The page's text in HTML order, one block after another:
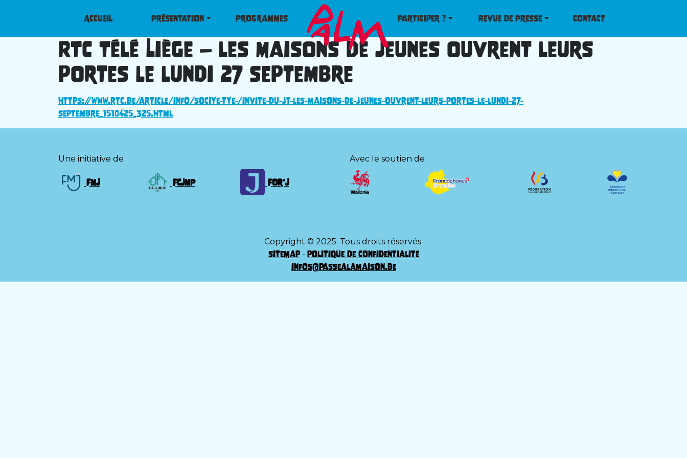
Accueil Présentation Programmes Participer ? Revue de Presse Contact
RTC Télé Liège – les Maisons de Jeunes ouvrent leurs
portes le lundi 27 septembre
https://www.rtc.be/article/info/sociye-tye-/invite-du-jt-les-maisons-de-jeunes-ouvrent-leurs-portes-le-lundi-27-
septembre_1510425_325.html
Une initiative de
FMJ FCJMP FOr'J
Avec le soutien de
Copyright © 2025. Tous droits réservés.
sitemap- politique de confidentialité
infos@passealamaison.be